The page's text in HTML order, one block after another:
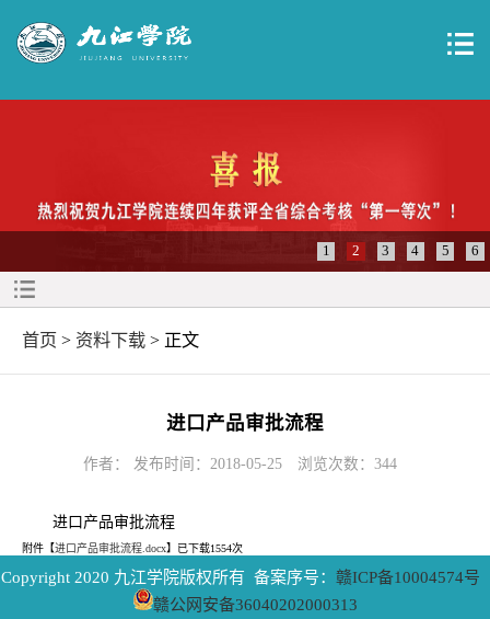
1 2 3 4 5 6
首页 > 资料下载 > 正文
进口产品审批流程
作者： 发布时间：2018-05-25 浏览次数： 344
进口产品审批流程
附件【进口产品审批流程.docx】已下载1554次
Copyright 2020 九江学院版权所有 备案序号： 赣ICP备10004574号
赣公网安备36040202000313